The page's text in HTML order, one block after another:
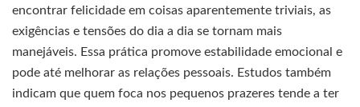
encontrar felicidade em coisas aparentemente triviais, as
exigências e tensões do dia a dia se tornam mais
manejáveis. Essa prática promove estabilidade emocional e
pode até melhorar as relações pessoais. Estudos também
indicam que quem foca nos pequenos prazeres tende a ter